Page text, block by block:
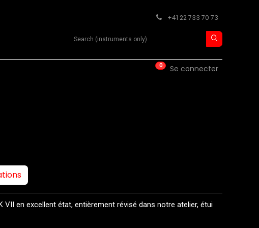
+41 22 733 70 73
Search product
0 Se connecter
en excellent état, entièrement révisé dans notre atelier, étui